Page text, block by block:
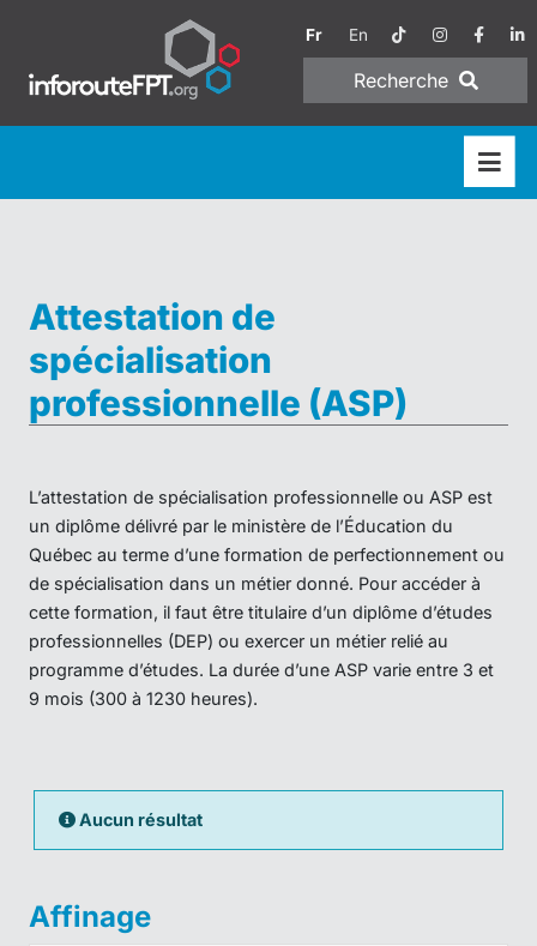
Fr En
Recherche
Attestation de
spécialisation
professionnelle (ASP)
L’attestation de spécialisation professionnelle ou ASP est
un diplôme délivré par le ministère de l’Éducation du
Québec au terme d’une formation de perfectionnement ou
de spécialisation dans un métier donné. Pour accéder à
cette formation, il faut être titulaire d’un diplôme d’études
professionnelles (DEP) ou exercer un métier relié au
programme d’études. La durée d’une ASP varie entre 3 et
9 mois (300 à 1230 heures).
Aucun résultat
Affinage